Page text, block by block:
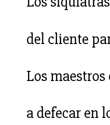
del cliente
Los
a defecar en